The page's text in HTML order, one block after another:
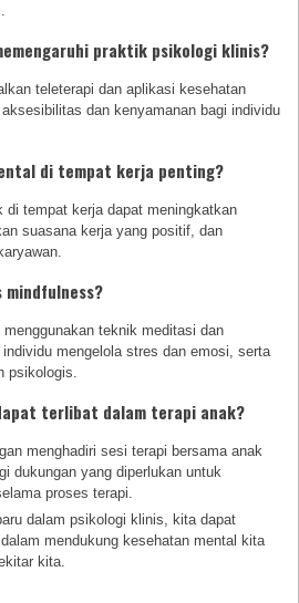
praktik psikologi klinis?
teleterapi dan aplikasi kesehatan
dan kenyamanan bagi individu
di tempat kerja penting?
di tempat kerja dapat meningkatkan
suasana kerja yang positif, dan
teknik meditasi dan
mengelola stres dan emosi, serta
psikologis.
terlibat dalam terapi anak?
menghadiri sesi terapi bersama anak
dukungan yang diperlukan untuk
proses terapi.
dalam psikologi klinis, kita dapat
mendukung kesehatan mental kita
kita.